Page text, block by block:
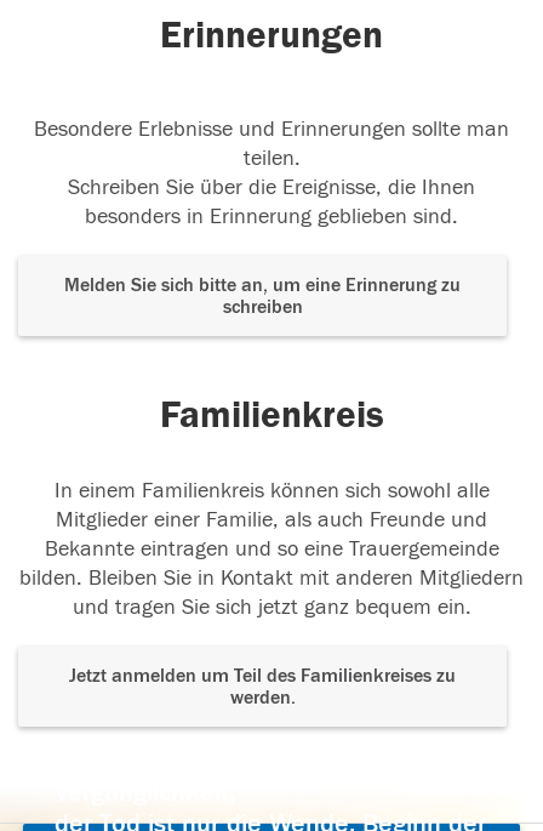
Erinnerungen
Besondere Erlebnisse und Erinnerungen sollte man
teilen.
Schreiben Sie über die Ereignisse, die Ihnen
besonders in Erinnerung geblieben sind.
Melden Sie sich bitte an, um eine Erinnerung zu
schreiben
Familienkreis
In einem Familienkreis können sich sowohl alle
Mitglieder einer Familie, als auch Freunde und
Bekannte eintragen und so eine Trauergemeinde
bilden. Bleiben Sie in Kontakt mit anderen Mitgliedern
und tragen Sie sich jetzt ganz bequem ein.
Jetzt anmelden um Teil des Familienkreises zu
werden.
der Tod ist nur die Wende, Beginn der